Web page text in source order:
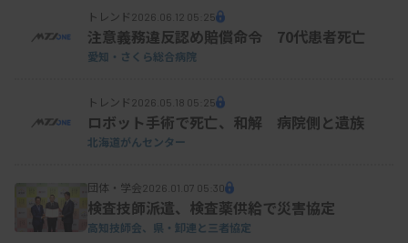
トレンド 2026.06.12 05:25
注意義務違反認め賠償命令 70代患者死亡
愛知・さくら総合病院
トレンド 2026.05.18 05:25
ロボット手術で死亡、和解 病院側と遺族
北海道がんセンター
団体・学会2026.01.07 05:30
検査技師派遣、検査薬供給で災害協定
高知技師会、県・卸連と三者協定